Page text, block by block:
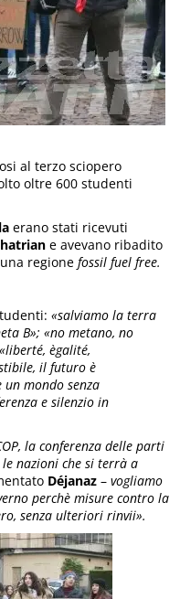
al terzo sciopero
oltre 600 studenti
erano stati ricevuti
e avevano ribadito
regionefossil fuel free.
«salviamo la terra
B»; «no metano, no
ègalité,
il futuro è
mondo senza
e silenzio in
la conferenza delle parti
nazioni che si terrà a
Déjanaz – vogliamo
perchè misure contro la
senza ulteriori rinvii».